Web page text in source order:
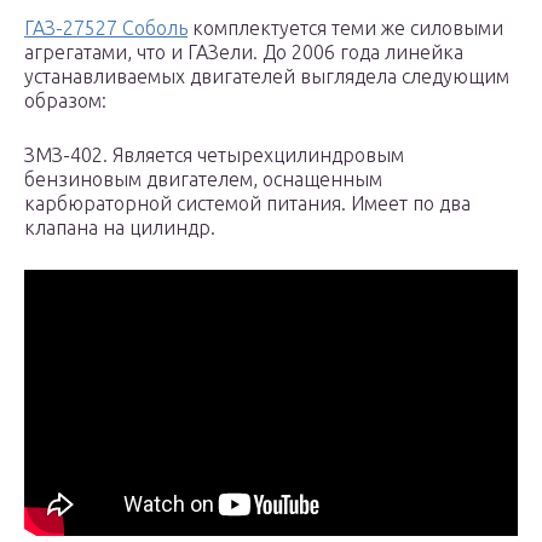
ГАЗ-27527 Соболь комплектуется теми же силовыми
агрегатами, что и ГАЗели. До 2006 года линейка
устанавливаемых двигателей выглядела следующим
образом:
ЗМЗ-402. Является четырехцилиндровым
бензиновым двигателем, оснащенным
карбюраторной системой питания. Имеет по два
клапана на цилиндр.